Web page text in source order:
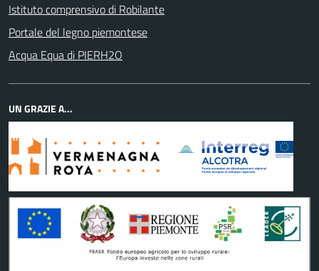
Istituto comprensivo di Robilante
Portale del legno piemontese
Acqua Equa di PIERH2O
UN GRAZIE A...